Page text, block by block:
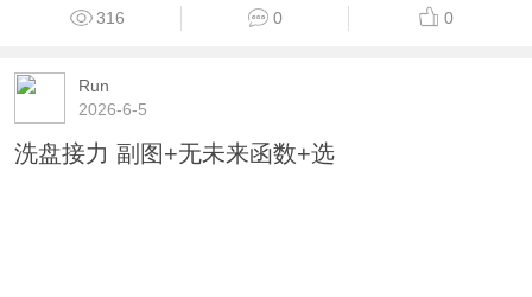
316 0 0
Run
2026-6-5
洗盘接力 副图+无未来函数+选